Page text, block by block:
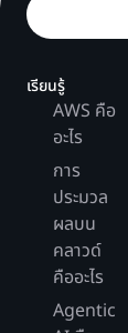
เรียนรู้
AWS คือ
อะไร
การ
ประมวล
ผลบน
คลาวด์
คืออะไร
Agentic